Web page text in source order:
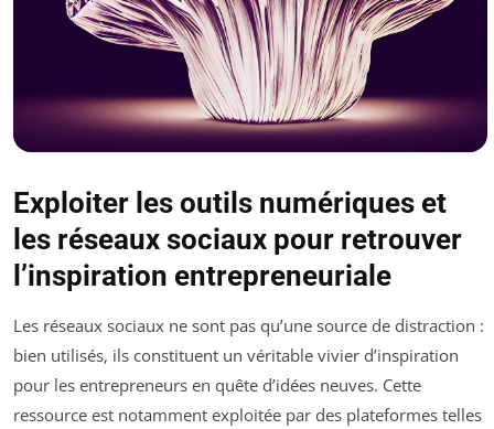
Exploiter les outils numériques et
les réseaux sociaux pour retrouver
l’inspiration entrepreneuriale
Les réseaux sociaux ne sont pas qu’une source de distraction :
bien utilisés, ils constituent un véritable vivier d’inspiration
pour les entrepreneurs en quête d’idées neuves. Cette
ressource est notamment exploitée par des plateformes telles